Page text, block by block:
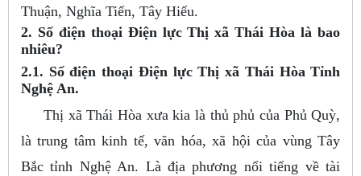
Thuận, Nghĩa Tiến, Tây Hiếu.
2. Số điện thoại Điện lực Thị xã Thái Hòa là bao
nhiêu?
2.1. Số điện thoại Điện lực Thị xã Thái Hòa Tỉnh
Nghệ An.
Thị xã Thái Hòa xưa kia là thủ phủ của Phủ Quỳ,
là trung tâm kinh tế, văn hóa, xã hội của vùng Tây
Bắc tỉnh Nghệ An. Là địa phương nổi tiếng về tài